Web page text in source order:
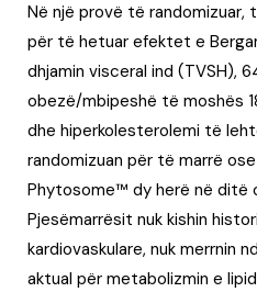
Në një provë të randomizuar,
për të hetuar efektet e
dhjamin visceral ind (TVSH),
obezë/mbipeshë të moshës
dhe hiperkolesterolemi të
randomizuan për të marrë
Phytosome™ dy herë në ditë
Pjesëmarrësit nuk kishin
kardiovaskulare, nuk merrnin
aktual për metabolizmin e